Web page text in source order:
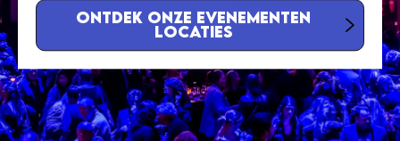
Ontdek onze evenementen
locaties